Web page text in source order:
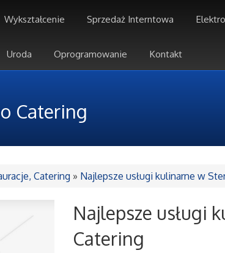
Wykształcenie Sprzedaż Interntowa
Uroda Oprogramowanie Kontakt
Catering
Catering » Najlepsze usługi kulinarne w
Najlepsze usługi
Catering